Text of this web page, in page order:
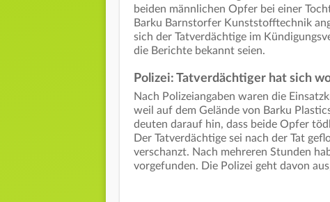
beiden männlichen Opfer bei einer
Barku Barnstorfer Kunststofftechnik
sich der Tatverdächtige im
die Berichte bekannt seien.
Polizei: Tatverdächtiger hat sich
Nach Polizeiangaben waren die
weil auf dem Gelände von Barku
deuten darauf hin, dass beide Opfer
Der Tatverdächtige sei nach der Tat
verschanzt. Nach mehreren Stunden
vorgefunden. Die Polizei geht davon